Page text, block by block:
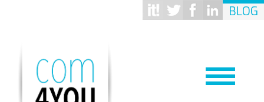
BLOG